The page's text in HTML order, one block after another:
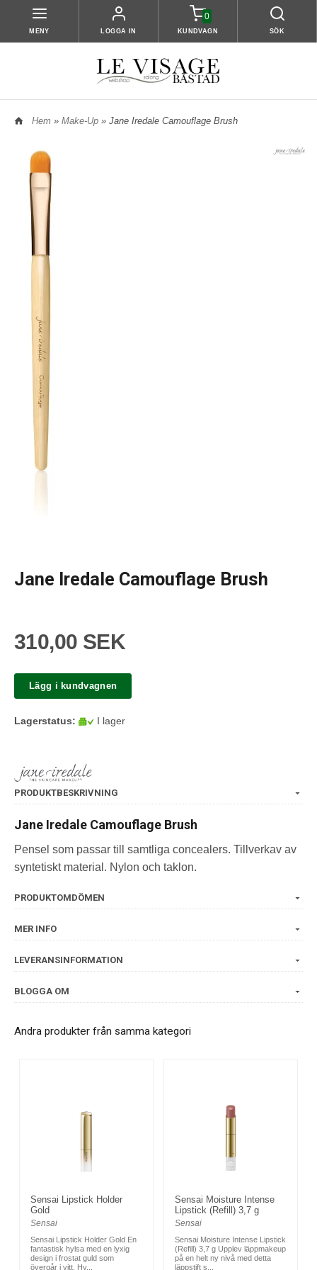
MENY LOGGA IN
0
KUNDVAGN SÖK
Hem » Make-Up » Jane Iredale Camouflage Brush
Jane Iredale Camouflage Brush
310,00 SEK
Lägg i kundvagnen
Lagerstatus: I lager
PRODUKTBESKRIVNING
Jane Iredale Camouflage Brush
Pensel som passar till samtliga concealers. Tillverkav av
syntetiskt material. Nylon och taklon.
PRODUKTOMDÖMEN
MER INFO
LEVERANSINFORMATION
BLOGGA OM
Andra produkter från samma kategori
Sensai Lipstick Holder
Gold
Sensai
Sensai Lipstick Holder Gold En
fantastisk hylsa med en lyxig
design i frostat guld som
övergår i vitt. Hy...
Sensai Moisture Intense
Lipstick (Refill) 3,7 g
Sensai
Sensai Moisture Intense Lipstick
(Refill) 3,7 g Upplev läppmakeup
på en helt ny nivå med detta
läppstift s...